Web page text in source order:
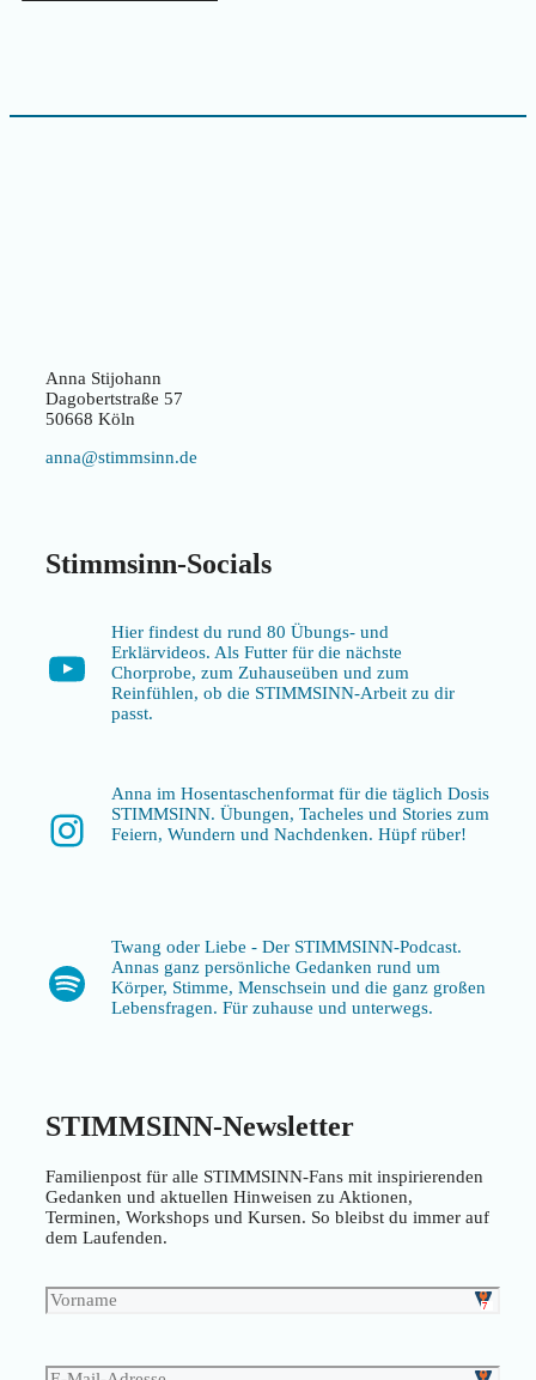
Anna Stijohann
Dagobertstraße 57
50668 Köln
anna@stimmsinn.de
Stimmsinn-Socials
YouTube
Hier findest du rund 80 Übungs- und
Erklärvideos. Als Futter für die nächste
Chorprobe, zum Zuhauseüben und zum
Reinfühlen, ob die STIMMSINN-Arbeit zu dir
passt.
Instagram
Anna im Hosentaschenformat für die täglich Dosis
STIMMSINN. Übungen, Tacheles und Stories zum
Feiern, Wundern und Nachdenken. Hüpf rüber!
Spotify
Twang oder Liebe - Der STIMMSINN-Podcast.
Annas ganz persönliche Gedanken rund um
Körper, Stimme, Menschsein und die ganz großen
Lebensfragen. Für zuhause und unterwegs.
STIMMSINN-Newsletter
Familienpost für alle STIMMSINN-Fans mit inspirierenden
Gedanken und aktuellen Hinweisen zu Aktionen,
Terminen, Workshops und Kursen. So bleibst du immer auf
dem Laufenden.